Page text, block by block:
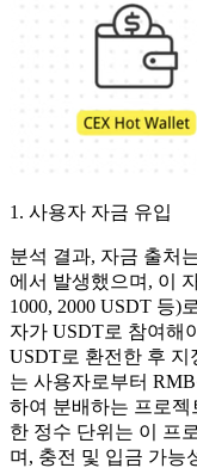
1. 사용자 자금 유입
분석 결과, 자금 출처
에서 발생했으며, 이
1000, 2000 USDT 등)
자가 USDT로 참여해
USDT로 환전한 후 지
는 사용자로부터
하여 분배하는 프로젝
한 정수 단위는 이 프
며, 충전 및 입금 가능